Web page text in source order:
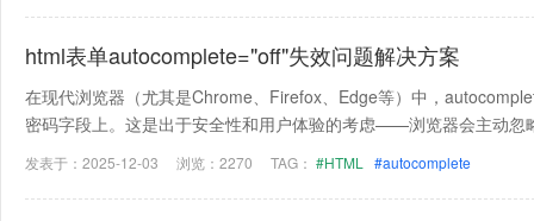
html表单autocomplete="off"失效问题解决方案
在现代浏览器（尤其是Chrome、Firefox、Edge等）中，
密码字段上。这是出于安全性和用户体验的考虑——浏览器会主动忽
发表于：2025-12-03 浏览：2270 TAG： #HTML #autocomplete